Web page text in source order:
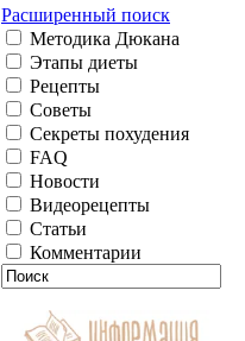
Расширенный поиск
Методика Дюкана
Этапы диеты
Рецепты
Советы
Секреты похудения
FAQ
Новости
Видеорецепты
Статьи
Комментарии